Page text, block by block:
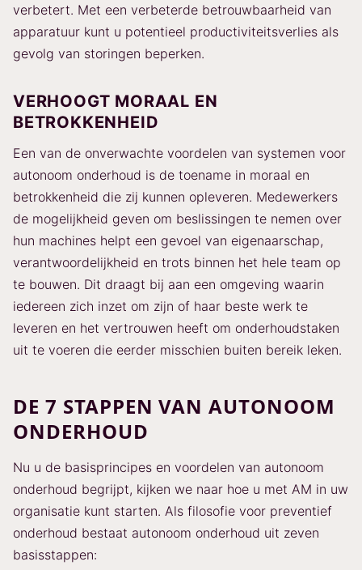
verbetert. Met een verbeterde betrouwbaarheid van
apparatuur kunt u potentieel productiviteitsverlies als
gevolg van storingen beperken.
VERHOOGT MORAAL EN
BETROKKENHEID
Een van de onverwachte voordelen van systemen voor
autonoom onderhoud is de toename in moraal en
betrokkenheid die zij kunnen opleveren. Medewerkers
de mogelijkheid geven om beslissingen te nemen over
hun machines helpt een gevoel van eigenaarschap,
verantwoordelijkheid en trots binnen het hele team op
te bouwen. Dit draagt bij aan een omgeving waarin
iedereen zich inzet om zijn of haar beste werk te
leveren en het vertrouwen heeft om onderhoudstaken
uit te voeren die eerder misschien buiten bereik leken.
DE 7 STAPPEN VAN AUTONOOM
ONDERHOUD
Nu u de basisprincipes en voordelen van autonoom
onderhoud begrijpt, kijken we naar hoe u met AM in uw
organisatie kunt starten. Als filosofie voor preventief
onderhoud bestaat autonoom onderhoud uit zeven
basisstappen: